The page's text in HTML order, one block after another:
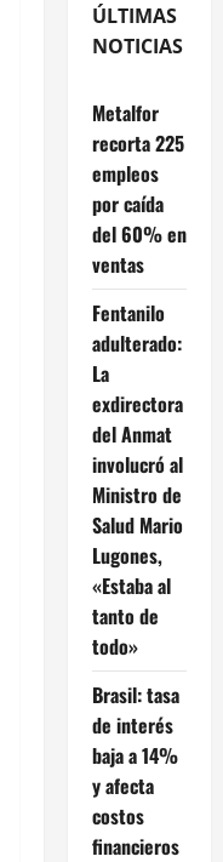
LinkedInÚLTIMAS
NOTICIAS
Metalfor
recorta 225
empleos
por caída
del 60% en
ventas
Fentanilo
adulterado:
La
exdirectora
del Anmat
involucró al
Ministro de
Salud Mario
Lugones,
«Estaba al
tanto de
todo»
Brasil: tasa
de interés
baja a 14%
y afecta
costos
financieros